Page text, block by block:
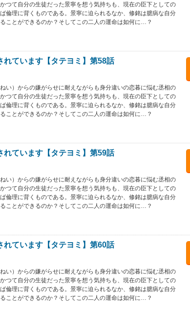
つて自分の生徒だった景寧を想う気持ちも、現在の臣下としての
倫理に背くものである。景寧に迫られるなか、修銘は臆病な自分
ことができるのか？そしてこの二人の運命は如何に…？
れています【タテヨミ】第58話
い）からの嫌がらせに耐えながらも身分違いの恋暮に悩む丞相の
つて自分の生徒だった景寧を想う気持ちも、現在の臣下としての
倫理に背くものである。景寧に迫られるなか、修銘は臆病な自分
ことができるのか？そしてこの二人の運命は如何に…？
れています【タテヨミ】第59話
い）からの嫌がらせに耐えながらも身分違いの恋暮に悩む丞相の
つて自分の生徒だった景寧を想う気持ちも、現在の臣下としての
倫理に背くものである。景寧に迫られるなか、修銘は臆病な自分
ことができるのか？そしてこの二人の運命は如何に…？
れています【タテヨミ】第60話
い）からの嫌がらせに耐えながらも身分違いの恋暮に悩む丞相の
つて自分の生徒だった景寧を想う気持ちも、現在の臣下としての
倫理に背くものである。景寧に迫られるなか、修銘は臆病な自分
ことができるのか？そしてこの二人の運命は如何に…？